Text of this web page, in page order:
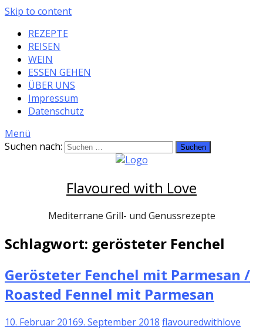
Skip to content
REZEPTE
REISEN
WEIN
ESSEN GEHEN
ÜBER UNS
Impressum
Datenschutz
Menü
Suchen nach:
Flavoured with Love
Mediterrane Grill- und Genussrezepte
Schlagwort: gerösteter Fenchel
Gerösteter Fenchel mit Parmesan /
Roasted Fennel mit Parmesan
10. Februar 20169. September 2018 flavouredwithlove